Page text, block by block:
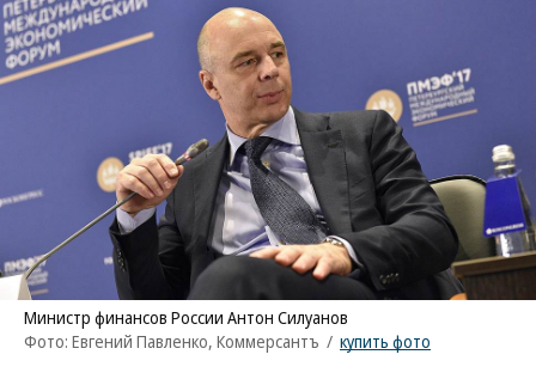
Министр финансов России Антон Силуанов
Фото: Евгений Павленко, Коммерсантъ / купить фото